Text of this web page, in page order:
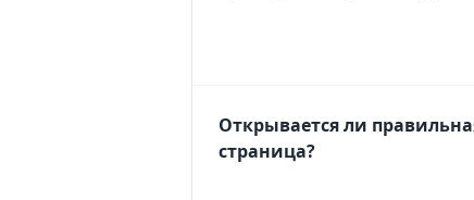
Открывается ли
страница?